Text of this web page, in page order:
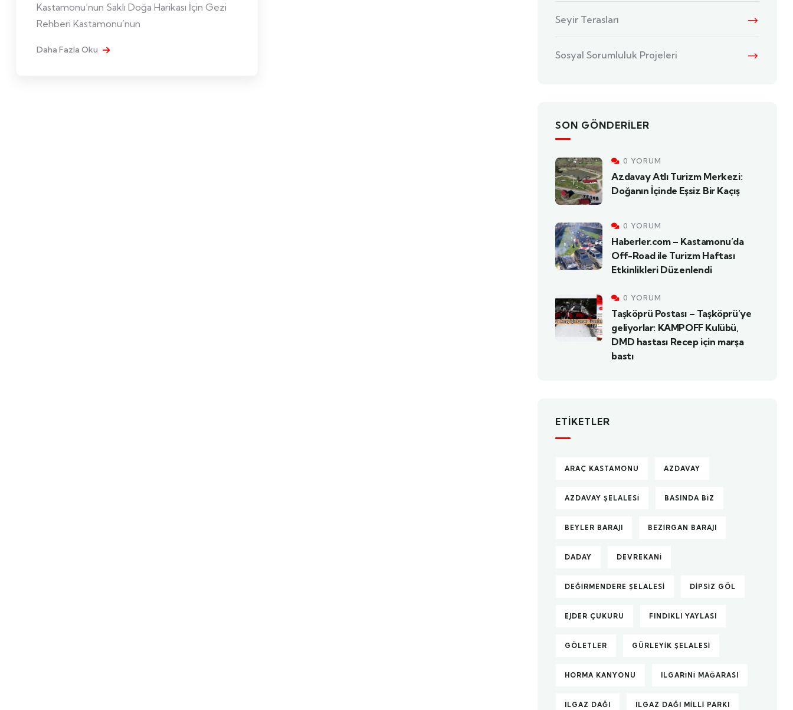
Kastamonu’nun Saklı Doğa Harikası İçin Gezi
Rehberi Kastamonu’nun
Daha Fazla Oku
Seyir Terasları
Sosyal Sorumluluk Projeleri
SON GÖNDERILER
0 YORUM
Azdavay Atlı Turizm Merkezi:
Doğanın İçinde Eşsiz Bir Kaçış
0 YORUM
Haberler.com – Kastamonu’da
Off-Road ile Turizm Haftası
Etkinlikleri Düzenlendi
0 YORUM
Taşköprü Postası – Taşköprü’ye
geliyorlar: KAMPOFF Kulübü,
DMD hastası Recep için marşa
bastı
ETIKETLER
ARAÇ KASTAMONU AZDAVAY
AZDAVAY ŞELALESI BASINDA BIZ
BEYLER BARAJI BEZIRGAN BARAJI
DADAY DEVREKANI
DEĞIRMENDERE ŞELALESI DIPSIZ GÖL
EJDER ÇUKURU FINDIKLI YAYLASI
GÖLETLER GÜRLEYIK ŞELALESI
HORMA KANYONU ILGARINI MAĞARASI
ILGAZ DAĞI ILGAZ DAĞI MILLI PARKI